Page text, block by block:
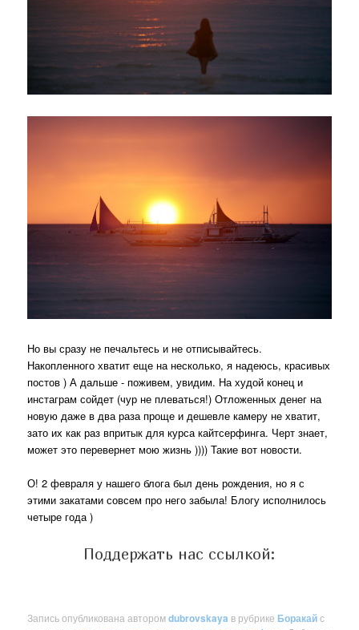
Но вы сразу не печальтесь и не отписывайтесь.
Накопленного хватит еще на несколько, я надеюсь, красивых
постов ) А дальше - поживем, увидим. На худой конец и
инстаграм сойдет (чур не плеваться!) Отложенных денег на
новую даже в два раза проще и дешевле камеру не хватит,
зато их как раз впритык для курса кайтсерфинга. Черт знает,
может это перевернет мою жизнь )))) Такие вот новости.
О! 2 февраля у нашего блога был день рождения, но я с
этими закатами совсем про него забыла! Блогу исполнилось
четыре года )
Поддержать нас ссылкой:
Запись опубликована авторомdubrovskaya в рубрикеБоракайс